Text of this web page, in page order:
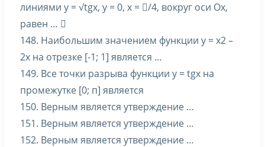
линиями y = √tgx, y = 0, x = /4, вокруг оси Ox,
равен … 
148. Наибольшим значением функции y = x2 –
2x на отрезке [-1; 1] является …
149. Все точки разрыва функции y = tgx на
промежутке [0; п] является
150. Верным является утверждение …
151. Верным является утверждение …
152. Верным является утверждение …